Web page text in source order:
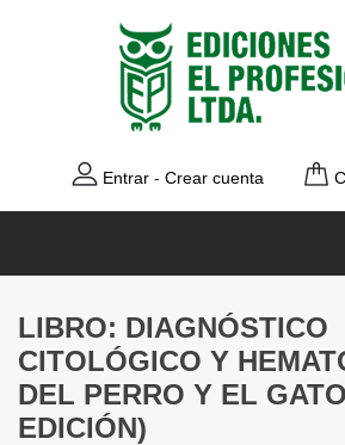
Entrar - Crear cuenta
LIBRO: DIAGNÓSTICO
CITOLÓGICO Y
DEL PERRO Y EL
EDICIÓN)